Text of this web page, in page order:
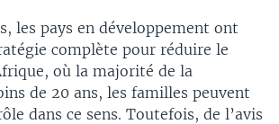
les pays en développement ont
complète pour réduire le
où la majorité de la
de 20 ans, les familles peuvent
dans ce sens. Toutefois, de l’avis